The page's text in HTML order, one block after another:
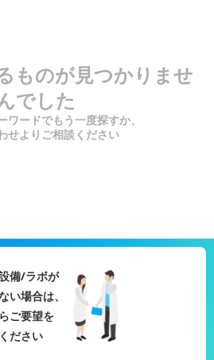
ものが見つかりませ
でした
ワードでもう一度探すか、
せよりご相談ください
備/ラボが
い場合は、
ご要望を
ださい